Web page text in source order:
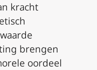
kracht
brengen
oordeel